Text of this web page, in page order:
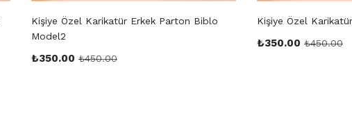
Kişiye Özel Karikatür Erkek Parton Biblo
Model2
₺350.00 ₺450.00
Kişiye Özel
₺350.00 ₺450.00